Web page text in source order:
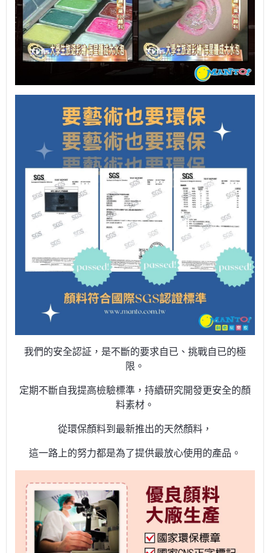
我們的安全認証，是不斷的要求自已、挑戰自已的極
限。
定期不斷自我提高檢驗標準，持續研究開發更安全的顏
料素材。
從環保顏料到最新推出的天然顏料，
這一路上的努力都是為了提供最放心使用的產品。